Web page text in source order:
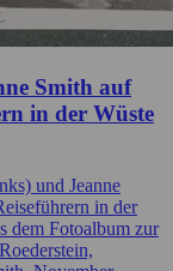
Smith auf
in der Wüste
und Jeanne
in der
dem Fotoalbum zur